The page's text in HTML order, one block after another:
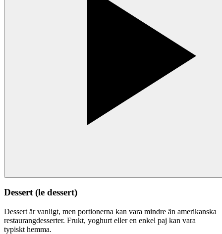
Dessert (le dessert)
Dessert är vanligt, men portionerna kan vara mindre än amerikanska
restaurangdesserter. Frukt, yoghurt eller en enkel paj kan vara
typiskt hemma.